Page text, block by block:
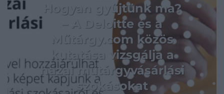
Hogyan gyűjtünk ma?
– A Deloitte és a
Műtárgy.com közös
kutatása vizsgálja a
hazai műtárgyvásárlási
szokásokat